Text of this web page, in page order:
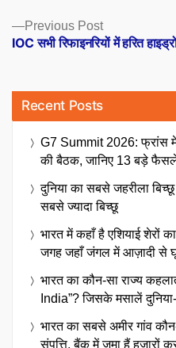
Previous PostPrevious
post:
IOC सभी रिफाइनरियों में हरित
Recent Posts
G7 Summit 2026: फ्रांस
की बैठक, जानिए 13 बड़े
दुनिया का सबसे जहरीला
सबसे ज्यादा बिच्छू
भारत में कहाँ है एशियाई शेरों
जगह जहाँ जंगल में आज़ादी से
भारत का कौन-सा राज्य
India”? जिसके मसालें
भारत का सबसे अमीर गांव
संपत्ति, बैंक में जमा हैं हजारों